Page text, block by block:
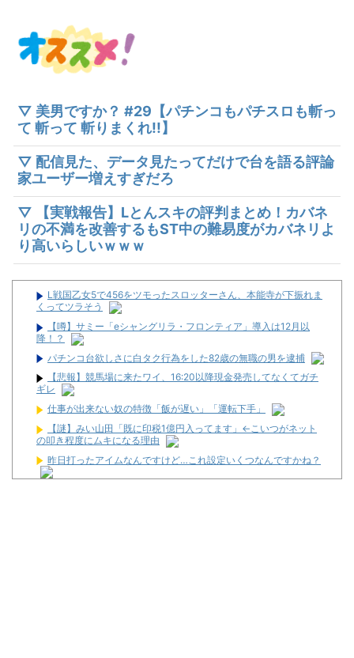
▽ 美男ですか？ #29【パチンコもパチスロも斬っ
て 斬って 斬りまくれ!!】
▽ 配信見た、データ見たってだけで台を語る評論
家ユーザー増えすぎだろ
▽ 【実戦報告】Lとんスキの評判まとめ！カバネ
リの不満を改善するもST中の難易度がカバネリよ
り高いらしいｗｗｗ
L戦国乙女5で456をツモったスロッターさん、本能寺が下振れま
くってツラそう
【噂】サミー「eシャングリラ・フロンティア」導入は12月以
降！？
パチンコ台欲しさに白タク行為をした82歳の無職の男を逮捕
【悲報】競馬場に来たワイ、16:20以降現金発売してなくてガチ
ギレ
仕事が出来ない奴の特徴「飯が遅い」「運転下手」
【謎】みい山田「既に印税1億円入ってます」←こいつがネット
の叩き程度にムキになる理由
昨日打ったアイムなんですけど…これ設定いくつなんですかね？